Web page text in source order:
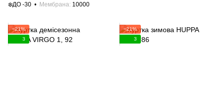
❄️ДО -30
Мембрана 10000
−21%
3
−21%
3